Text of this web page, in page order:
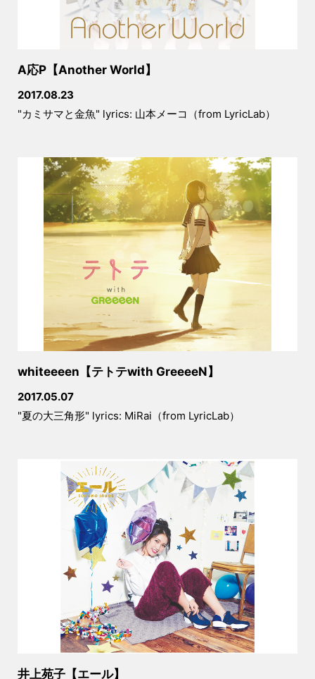
A応P【Another World】
2017.08.23
"カミサマと金魚" lyrics: 山本メーコ（from LyricLab）
whiteeeen【テトテwith GreeeeN】
2017.05.07
"夏の大三角形" lyrics: MiRai（from LyricLab）
井上苑子【エール】